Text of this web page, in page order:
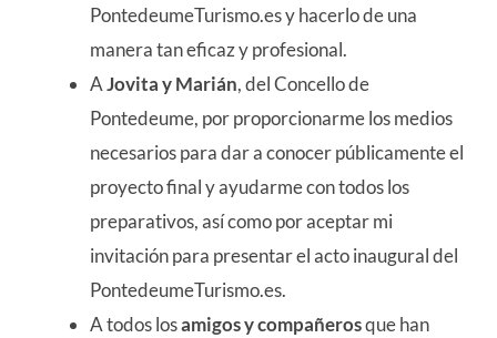
PontedeumeTurismo.es y hacerlo de una
manera tan eficaz y profesional.
AJovita y Marián, del Concello de
Pontedeume, por proporcionarme los medios
necesarios para dar a conocer públicamente el
proyecto final y ayudarme con todos los
preparativos, así como por aceptar mi
invitación para presentar el acto inaugural del
PontedeumeTurismo.es.
A todos losamigos y compañerosque han